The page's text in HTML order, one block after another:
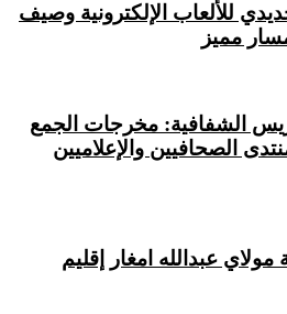
للألعاب الإلكترونية وصيف
مميز
الشفافية: مخرجات الجمع
الصحافيين والإعلاميين
عبدالله امغار إقليم